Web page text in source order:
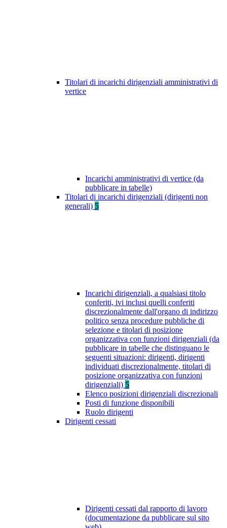
Titolari di incarichi dirigenziali amministrativi di
vertice
Incarichi amministrativi di vertice (da
pubblicare in tabelle)
Titolari di incarichi dirigenziali (dirigenti non
generali) 5
Incarichi dirigenziali, a qualsiasi titolo
conferiti, ivi inclusi quelli conferiti
discrezionalmente dall'organo di indirizzo
politico senza procedure pubbliche di
selezione e titolari di posizione
organizzativa con funzioni dirigenziali (da
pubblicare in tabelle che distinguano le
seguenti situazioni: dirigenti, dirigenti
individuati discrezionalmente, titolari di
posizione organizzativa con funzioni
dirigenziali) 5
Elenco posizioni dirigenziali discrezionali
Posti di funzione disponibili
Ruolo dirigenti
Dirigenti cessati
Dirigenti cessati dal rapporto di lavoro
(documentazione da pubblicare sul sito